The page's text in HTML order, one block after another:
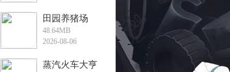
田园养猪场
48.64MB
2026-08-06
蒸汽火车大亨